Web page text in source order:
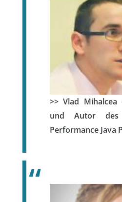
>> Vlad Mihalcea
und Autor des
Performance Java